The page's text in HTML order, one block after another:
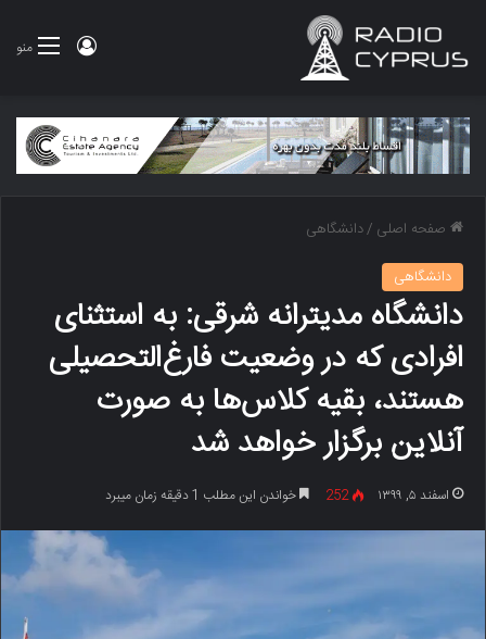
منو ورود
صفحه اصلی /دانشگاهی
دانشگاهی
دانشگاه مدیترانه شرقی: به استثنای
افرادی که در وضعیت فارغ‌التحصیلی
هستند، بقیه کلاس‌ها به صورت
آنلاین برگزار خواهد شد
اسفند ۵, ۱۳۹۹ 252 خواندن این مطلب 1 دقیقه زمان میبرد